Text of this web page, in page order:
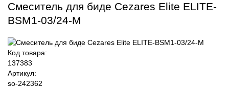
Смеситель для биде Cezares Elite ELITE-
BSM1-03/24-M
Код товара:
137383
Артикул:
so-242362